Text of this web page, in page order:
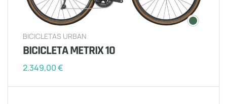
BICICLETAS URBAN
BICICLETA METRIX 10
2.349,00€